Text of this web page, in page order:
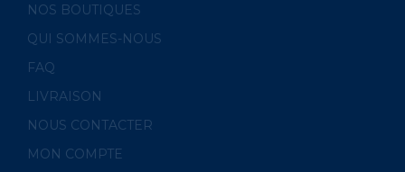
NOS BOUTIQUES
QUI SOMMES-NOUS
FAQ
LIVRAISON
NOUS CONTACTER
MON COMPTE